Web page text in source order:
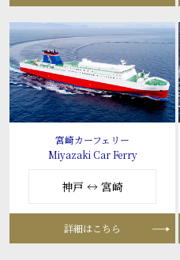
宮崎カーフェリー
Miyazaki Car Ferry
神戸 ↔ 宮崎
詳細はこちら